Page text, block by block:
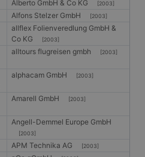
Alberto GmbH & Co KG [2003]
Alfons Stelzer GmbH [2003]
allflex Folienveredlung GmbH &
Co KG
[2003]
alltours flugreisen gmbh [2003]
alphacam GmbH [2003]
Amarell GmbH [2003]
Angell-Demmel Europe GmbH
[2003]
APM Technika AG [2003]